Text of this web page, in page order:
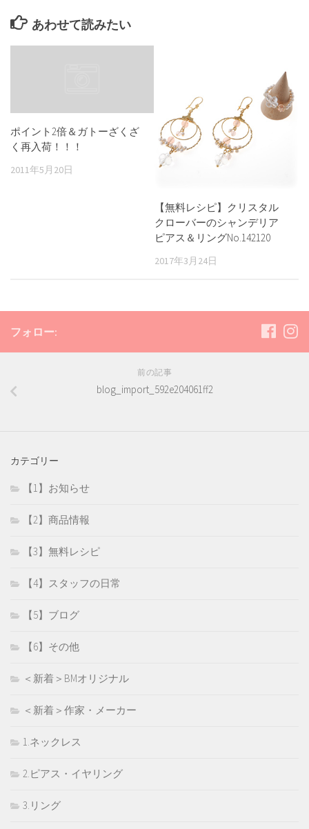
あわせて読みたい
ポイント2倍＆ガトーざくざ
く再入荷！！！
2011年5月20日
【無料レシピ】クリスタル
クローバーのシャンデリア
ピアス＆リングNo.142120
2017年3月24日
フォロー:
前の記事
blog_import_592e204061ff2
カテゴリー
【1】お知らせ
【2】商品情報
【3】無料レシピ
【4】スタッフの日常
【5】ブログ
【6】その他
＜新着＞BMオリジナル
＜新着＞作家・メーカー
1.ネックレス
2.ピアス・イヤリング
3.リング